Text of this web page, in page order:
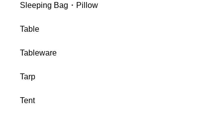
Sleeping Bag・Pillow
Table
Tableware
Tarp
Tent